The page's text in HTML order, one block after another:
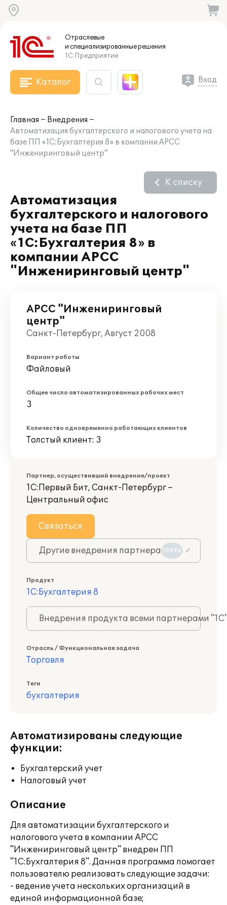
Отраслевые
и специализированныерешения
1С:Предприятие
Каталог Вход
Главная
Внедрения
Автоматизация бухгалтерского и налогового учета на
базе ПП «1C:Бухгалтерия 8» в компании АРСС
"Инжениринговый центр"
Автоматизация
бухгалтерского и налогового
учета на базе ПП
«1C:Бухгалтерия 8» в
компании АРСС
"Инжениринговый центр"
К списку
АРСС "Инжениринговый
центр"
Санкт-Петербург, Август 2008
Вариант работы
Файловый
Общее число автоматизированных рабочих мест
3
Количество одновременно работающих клиентов
Толстый клиент: 3
Партнер, осуществивший внедрение/проект
1С:Первый Бит, Санкт-Петербург –
Центральный офис
Связаться
Другие внедрения партнера 13992
Продукт
1С:Бухгалтерия 8
Внедрения продукта всеми партнерами
Отрасль / Функциональная задача
Торговля
Теги
бухгалтерия
Автоматизированы следующие
функции:
Бухгалтерский учет
Налоговый учет
Описание
Для автоматизации бухгалтерского и
налогового учета в компании АРСС
"Инжениринговый центр" внедрен ПП
"1С:Бухгалтерия 8". Данная программа помогает
пользователю реализовать следующие задачи:
- ведение учета нескольких организаций в
единой информационной базе;